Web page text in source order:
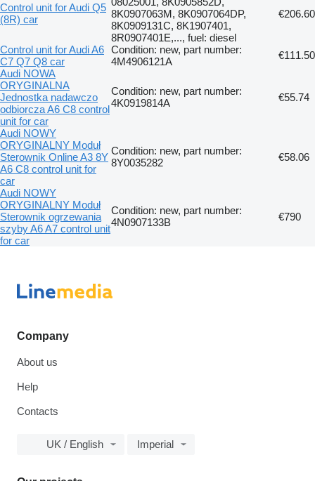
Control unit for Audi Q5
(8R) car
8K0907063M, 8K0907064DP,
8K0909131C, 8K1907401,
8R0907401E,..., fuel: diesel
€206.60
Control unit for Audi A6
C7 Q7 Q8 car
Condition: new, part number:
4M4906121A
€111.50
Audi NOWA
ORYGINALNA
Jednostka nadawczo
odbiorcza A6 C8 control
unit for car
Condition: new, part number:
4K0919814A
€55.74
Audi NOWY
ORYGINALNY Moduł
Sterownik Online A3 8Y
A6 C8 control unit for
car
Condition: new, part number:
8Y0035282
€58.06
Audi NOWY
ORYGINALNY Moduł
Sterownik ogrzewania
szyby A6 A7 control unit
for car
Condition: new, part number:
4N0907133B
€790
Company
About us
Help
Contacts
UK / English Imperial